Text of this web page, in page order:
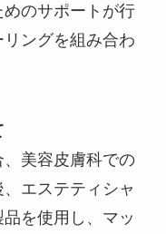
のサポートが行
ングを組み合わ
美容皮膚科での
エステティシャ
を使用し、マッ